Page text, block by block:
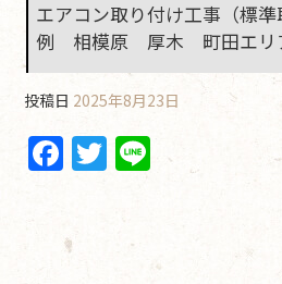
エアコン取り付け工事（標
例 相模原 厚木 町田エリ
投稿日 2025年8月23日
F
a
e
T
w
er
Li